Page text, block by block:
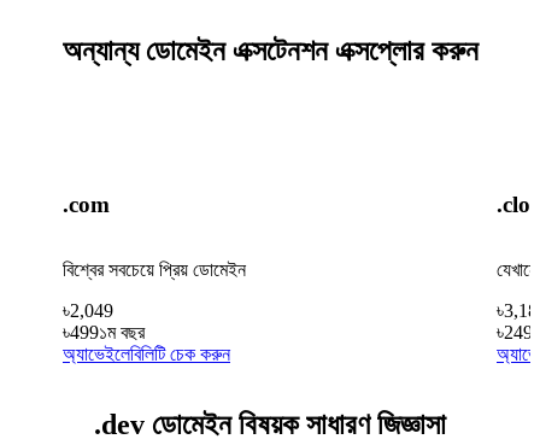
অন্যান্য ডোমেইন এক্সটেনশন এক্সপ্লোর করুন
.com
বিশ্বের সবচেয়ে প্রিয় ডোমেইন
৳2,049
৳499১ম বছর
অ্যাভেইলেবিলিটি চেক করুন
৳
৳249
.dev ডোমেইন বিষয়ক সাধারণ জিজ্ঞাসা